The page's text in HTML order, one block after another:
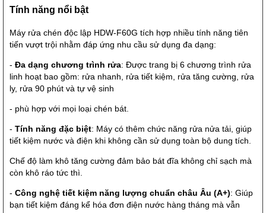
Tính năng nổi bật
Máy rửa chén độc lập HDW-F60G tích hợp nhiều tính năng tiên
tiến vượt trội nhằm đáp ứng nhu cầu sử dụng đa dạng:
- Đa dạng chương trình rửa: Được trang bị 6 chương trình rửa
linh hoạt bao gồm: rửa nhanh, rửa tiết kiệm, rửa tăng cường, rửa
ly, rửa 90 phút và tự vệ sinh
- phù hợp với mọi loại chén bát.
- Tính năng đặc biệt: Máy có thêm chức năng rửa nửa tải, giúp
tiết kiệm nước và điện khi không cần sử dụng toàn bộ dung tích.
Chế độ làm khô tăng cường đảm bảo bát đĩa không chỉ sạch mà
còn khô ráo tức thì.
- Công nghệ tiết kiệm năng lượng chuẩn châu Âu (A+): Giúp
bạn tiết kiệm đáng kể hóa đơn điện nước hàng tháng mà vẫn